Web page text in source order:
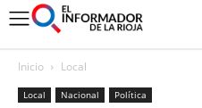
Inicio Local
Local Nacional Política